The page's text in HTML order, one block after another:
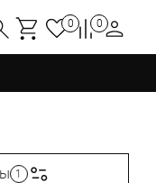
0 0
1